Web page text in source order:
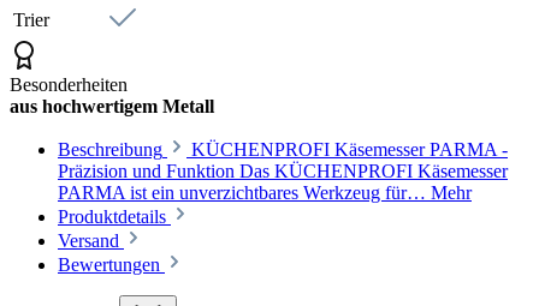
Trier
Besonderheiten
aus hochwertigem Metall
Beschreibung
KÜCHENPROFI Käsemesser PARMA -
Präzision und Funktion Das KÜCHENPROFI Käsemesser
PARMA ist ein unverzichtbares Werkzeug für… Mehr
Produktdetails
Versand
Bewertungen